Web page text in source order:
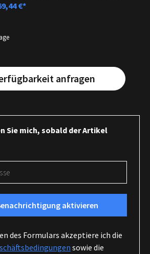
€*
anfragen
Sie mich, sobald der Artikel
aktivieren
des Formulars akzeptiere ich die
sowie die